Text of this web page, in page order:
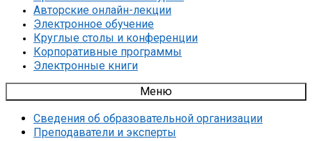
Авторские онлайн-лекции
Электронное обучение
Круглые столы и конференции
Корпоративные программы
Электронные книги
Меню
Сведения об образовательной организации
Преподаватели и эксперты